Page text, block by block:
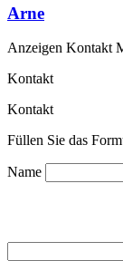
Arne
Anzeigen Kontakt
Kontakt
Kontakt
Füllen Sie das
Name